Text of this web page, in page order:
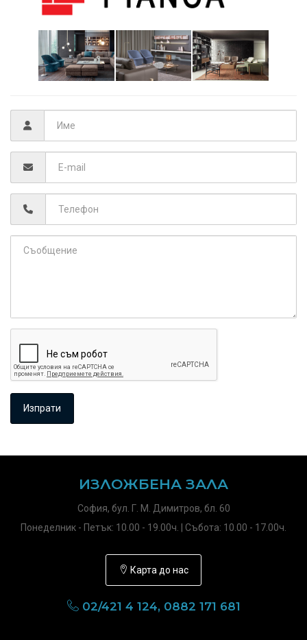
ИЗЛОЖБЕНА ЗАЛА
София, бул. Г. М. Димитров, бл. 60
Понеделник - Петък: 10.00 - 19.00ч. | Събота: 10.00 - 17.00ч.
Карта до нас
02/421 4 124, 0882 171 681